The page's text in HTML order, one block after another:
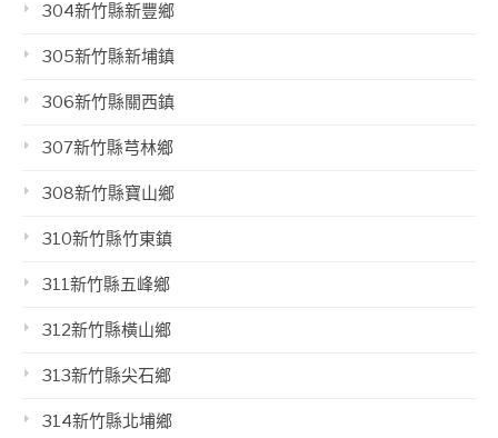
304新竹縣新豐鄉
305新竹縣新埔鎮
306新竹縣關西鎮
307新竹縣芎林鄉
308新竹縣寶山鄉
310新竹縣竹東鎮
311新竹縣五峰鄉
312新竹縣橫山鄉
313新竹縣尖石鄉
314新竹縣北埔鄉